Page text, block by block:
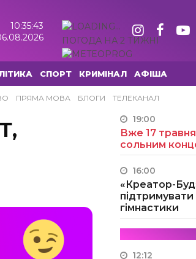
10:35:44
ПОГОДА НА 2 ТИЖНІ
СПОРТ КРИМІНАЛ АФІША
ПРЯМА МОВА БЛОГИ ТЕЛЕКАНАЛ
19:00
Вже 17
сольним
16:00
«Креатор-
підтримувати
гімнастики
12:12